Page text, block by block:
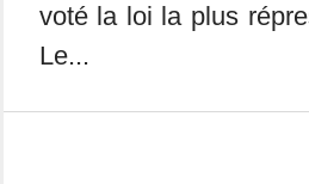
voté la loi la plus
Le...